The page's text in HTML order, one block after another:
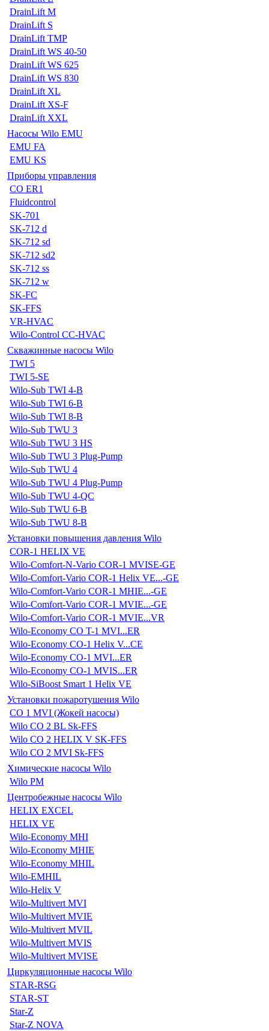
DrainLift M
DrainLift S
DrainLift TMP
DrainLift WS 40-50
DrainLift WS 625
DrainLift WS 830
DrainLift XL
DrainLift XS-F
DrainLift XXL
Насосы Wilo EMU
EMU FA
EMU KS
Приборы управления
CO ER1
Fluidcontrol
SK-701
SK-712 d
SK-712 sd
SK-712 sd2
SK-712 ss
SK-712 w
SK-FC
SK-FFS
VR-HVAC
Wilo-Control CC-HVAC
Скважинные насосы Wilo
TWI 5
TWI 5-SE
Wilo-Sub TWI 4-B
Wilo-Sub TWI 6-B
Wilo-Sub TWI 8-B
Wilo-Sub TWU 3
Wilo-Sub TWU 3 HS
Wilo-Sub TWU 3 Plug-Pump
Wilo-Sub TWU 4
Wilo-Sub TWU 4 Plug-Pump
Wilo-Sub TWU 4-QC
Wilo-Sub TWU 6-B
Wilo-Sub TWU 8-B
Установки повышения давления Wilo
COR-1 HELIX VE
Wilo-Comfort-N-Vario COR-1 MVISE-GE
Wilo-Comfort-Vario COR-1 Helix VE...-GE
Wilo-Comfort-Vario COR-1 MHIE...-GE
Wilo-Comfort-Vario COR-1 MVIE...-GE
Wilo-Comfort-Vario COR-1 MVIE...VR
Wilo-Economy CO T-1 MVI...ER
Wilo-Economy CO-1 Helix V...CE
Wilo-Economy CO-1 MVI...ER
Wilo-Economy CO-1 MVIS...ER
Wilo-SiBoost Smart 1 Helix VE
Установки пожаротушения Wilo
CO 1 MVI (Жокей насосы)
Wilo CO 2 BL Sk-FFS
Wilo CO 2 HELIX V SK-FFS
Wilo CO 2 MVI Sk-FFS
Химические насосы Wilo
Wilo PM
Центробежные насосы Wilo
HELIX EXCEL
HELIX VE
Wilo-Economy MHI
Wilo-Economy MHIE
Wilo-Economy MHIL
Wilo-EMHIL
Wilo-Helix V
Wilo-Multivert MVI
Wilo-Multivert MVIE
Wilo-Multivert MVIL
Wilo-Multivert MVIS
Wilo-Multivert MVISE
Циркуляционные насосы Wilo
STAR-RSG
STAR-ST
Star-Z
Star-Z NOVA